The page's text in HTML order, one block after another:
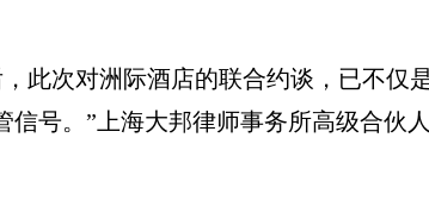
次对洲际酒店的联合约谈，已不仅
号。”上海大邦律师事务所高级合伙